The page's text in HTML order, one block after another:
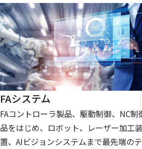
FAシステム
FAコントローラ製品、駆動制御、NC制
品をはじめ、ロボット、レーザー加工装
置、AIビジョンシステムまで最先端の